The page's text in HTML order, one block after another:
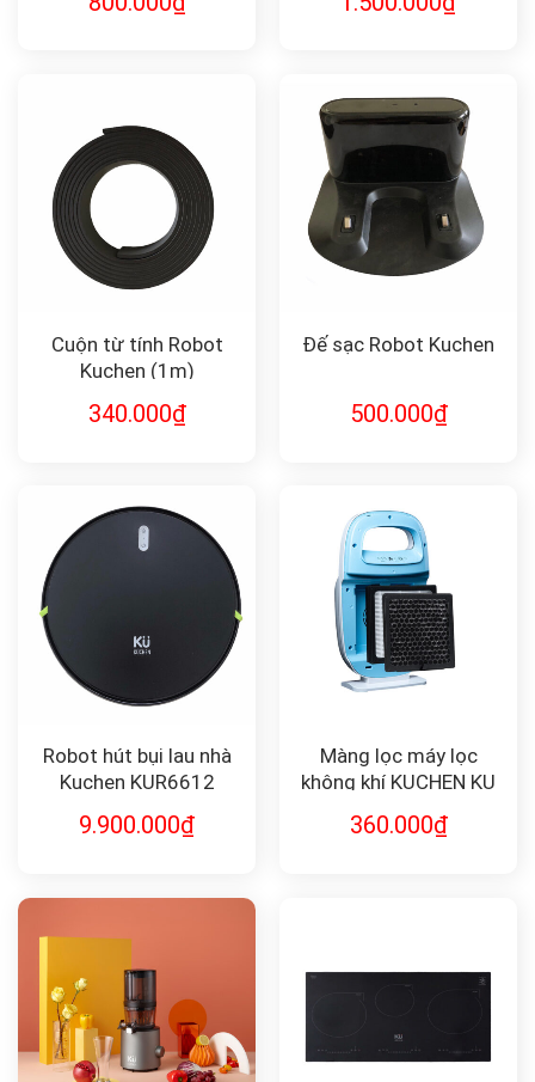
HYDRO11
Cuộn từ tính Robot
Kuchen (1m)
340.000₫
Đế sạc Robot Kuchen
500.000₫
Robot hút bụi lau nhà
Kuchen KUR6612
9.900.000₫
Màng lọc máy lọc
không khí KUCHEN KU
360.000₫